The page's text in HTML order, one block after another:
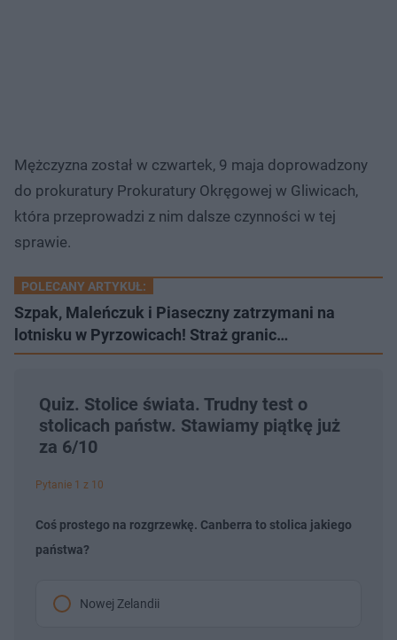
Mężczyzna został w czwartek, 9‬ maja doprowadzony
do prokuratury Prokuratury Okręgowej w Gliwicach,
która przeprowadzi z nim dalsze czynności w tej
sprawie.
POLECANY ARTYKUŁ:
Szpak, Maleńczuk i Piaseczny zatrzymani na
lotnisku w Pyrzowicach! Straż granic…
Quiz. Stolice świata. Trudny test o
stolicach państw. Stawiamy piątkę już
za 6/10
Pytanie 1 z 10
Coś prostego na rozgrzewkę. Canberra to stolica jakiego
państwa?
Nowej Zelandii